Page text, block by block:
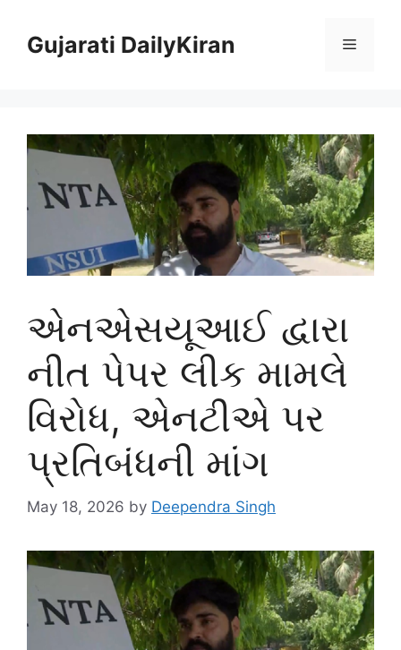
contentGujarati DailyKiran Menu
એનએસયૂઆઈ દ્વારા
નીત પેપર લીક મામલે
વિરોધ, એનટીએ પર
પ્રતિબંધની માંગ
May 18, 2026 by Deependra Singh